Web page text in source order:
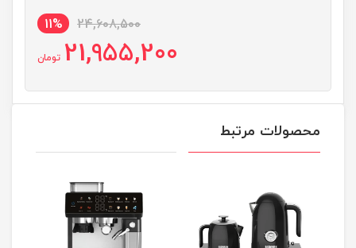
24,608,500
11%
21,955,200 تومان
محصولات مرتبط